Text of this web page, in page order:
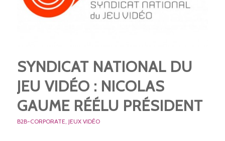
SYNDICAT NATIONAL DU
JEU VIDÉO : NICOLAS
GAUME RÉÉLU PRÉSIDENT
B2B-CORPORATE, JEUX VIDÉO